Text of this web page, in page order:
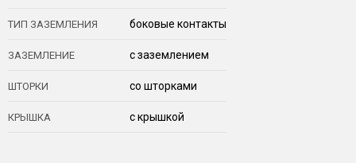
ТИП ЗАЗЕМЛЕНИЯ боковые контакты
ЗАЗЕМЛЕНИЕ с заземлением
ШТОРКИ со шторками
КРЫШКА с крышкой